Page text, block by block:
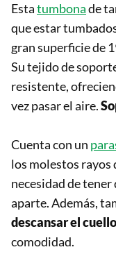
Estatumbonade
que estar
gran superficie de
Su tejido de
resistente,
vez pasar el aire.
Cuenta con un
los molestos rayos
necesidad de
aparte. Además,
descansar el cuello
comodidad.